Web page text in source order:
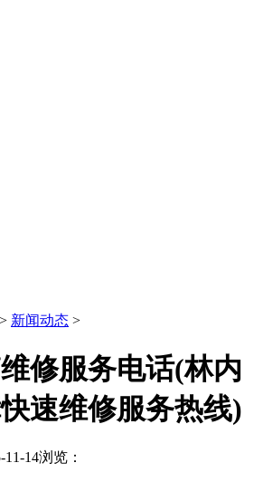
> 新闻动态 >
修服务电话(林内
速维修服务热线)
11-14浏览：